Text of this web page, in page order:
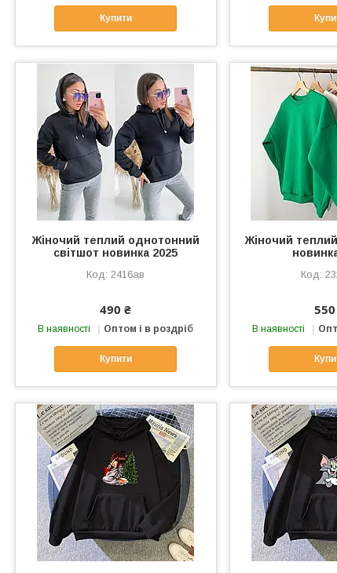
Купити
Жіночий теплий однотонний
світшот новинка 2025
2416ав
490 ₴
В наявності Оптом і в роздріб
Купити
Жіночий теплий
В наявності